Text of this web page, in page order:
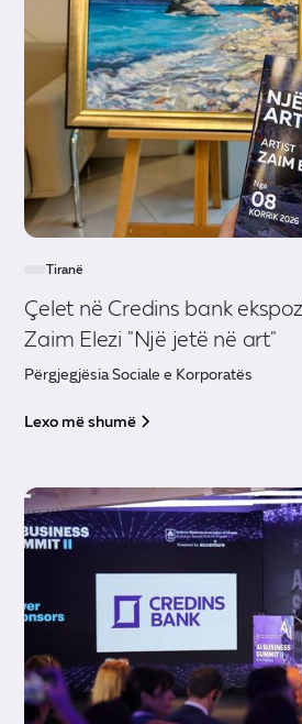
Tiranë
Çelet në Credins bank
Zaim Elezi "Një jetë në art"
Përgjegjësia Sociale e Korporatës
Lexo më shumë